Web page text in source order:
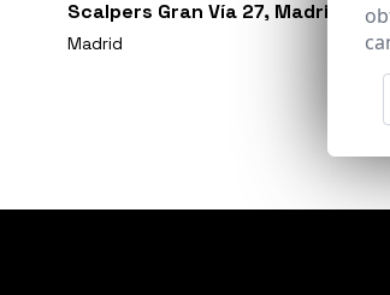
Scalpers Gran Vía 27, Madrid
Madrid